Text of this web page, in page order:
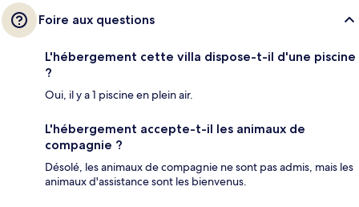
Foire aux questions
L'hébergement cette villa dispose-t-il d'une piscine
?
Oui, il y a 1 piscine en plein air.
L'hébergement accepte-t-il les animaux de
compagnie ?
Désolé, les animaux de compagnie ne sont pas admis, mais les
animaux d'assistance sont les bienvenus.